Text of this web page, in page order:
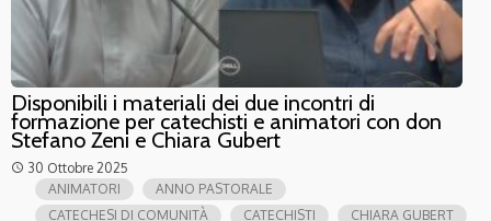
Disponibili i materiali dei due incontri di
formazione per catechisti e animatori con don
Stefano Zeni e Chiara Gubert
access_time 30 Ottobre 2025
ANIMATORI
ANNO PASTORALE
CATECHESI DI COMUNITÀ
CATECHISTI
CHIARA GUBERT